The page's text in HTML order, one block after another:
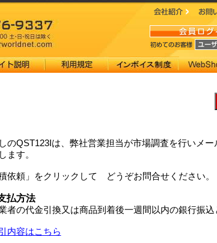
のQST123Iは、弊社営業担当が市場調査を行いメー
ます。
積依頼」をクリックして どうぞお問合せください。
払方法
者の代金引換又は商品到着後一週間以内の銀行振込
内容はこちら